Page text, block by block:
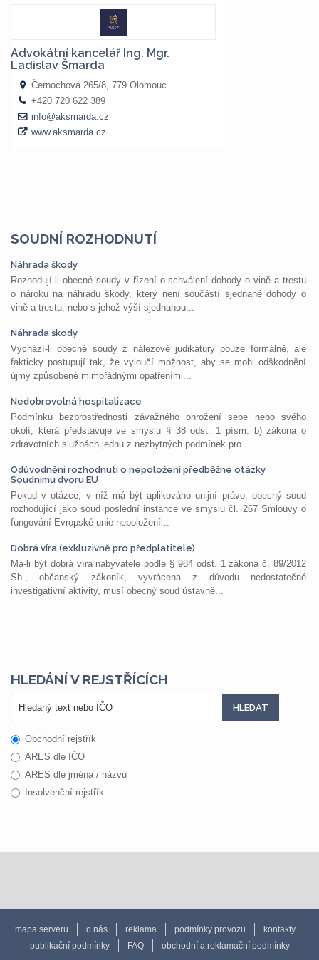
SOUDNÍ ROZHODNUTÍ
Náhrada škody
Rozhodují-li obecné soudy v řízení o schválení dohody o vině a trestu
o nároku na náhradu škody, který není součástí sjednané dohody o
vině a trestu, nebo s jehož výší sjednanou...
Náhrada škody
Vychází-li obecné soudy z nálezové judikatury pouze formálně, ale
fakticky postupují tak, že vyloučí možnost, aby se mohl odškodnění
újmy způsobené mimořádnými opatřeními...
Nedobrovolná hospitalizace
Podmínku bezprostřednosti závažného ohrožení sebe nebo svého
okolí, která představuje ve smyslu § 38 odst. 1 písm. b) zákona o
zdravotních službách jednu z nezbytných podmínek pro...
Odůvodnění rozhodnutí o nepoložení předběžné otázky
Soudnímu dvoru EU
Pokud v otázce, v níž má být aplikováno unijní právo, obecný soud
rozhodující jako soud poslední instance ve smyslu čl. 267 Smlouvy o
fungování Evropské unie nepoložení...
Dobrá víra (exkluzivně pro předplatitele)
Má-li být dobrá víra nabyvatele podle § 984 odst. 1 zákona č. 89/2012
Sb., občanský zákoník, vyvrácena z důvodu nedostatečné
investigativní aktivity, musí obecný soud ústavně...
HLEDÁNÍ V REJSTŘÍCÍCH
Obchodní rejstřík
ARES dle IČO
ARES dle jména / názvu
Insolvenční rejstřík
mapa serveru o nás reklama podmínky provozu
kontakty
publikační podmínky
FAQ obchodní a reklamační podmínky